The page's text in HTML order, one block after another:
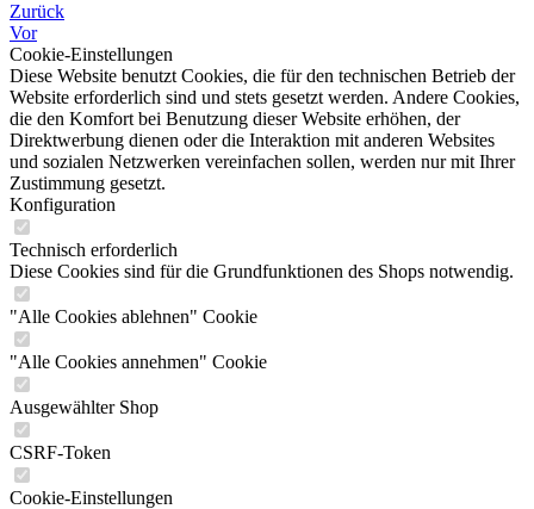
Zurück
Vor
Cookie-Einstellungen
Diese Website benutzt Cookies, die für den technischen Betrieb der
Website erforderlich sind und stets gesetzt werden. Andere Cookies,
die den Komfort bei Benutzung dieser Website erhöhen, der
Direktwerbung dienen oder die Interaktion mit anderen Websites
und sozialen Netzwerken vereinfachen sollen, werden nur mit Ihrer
Zustimmung gesetzt.
Konfiguration
Technisch erforderlich
Diese Cookies sind für die Grundfunktionen des Shops notwendig.
"Alle Cookies ablehnen" Cookie
"Alle Cookies annehmen" Cookie
Ausgewählter Shop
CSRF-Token
Cookie-Einstellungen